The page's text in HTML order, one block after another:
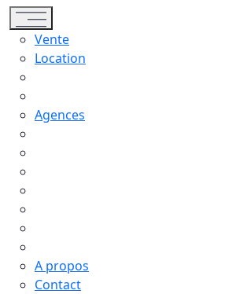
Toggle navigation
Vente
Location
Agences
A propos
Contact